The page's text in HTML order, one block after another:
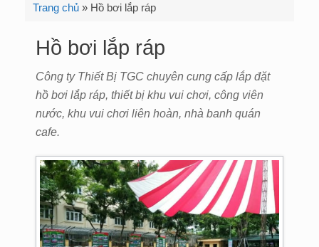
Trang chủ » Hồ bơi lắp ráp
Hồ bơi lắp ráp
Công ty Thiết Bị TGC chuyên cung cấp lắp đặt
hồ bơi lắp ráp, thiết bị khu vui chơi, công viên
nước, khu vui chơi liên hoàn, nhà banh quán
cafe.